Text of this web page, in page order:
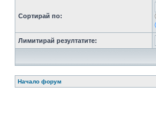
Сортирай по:
Лимитирай резултатите:
Начало форум